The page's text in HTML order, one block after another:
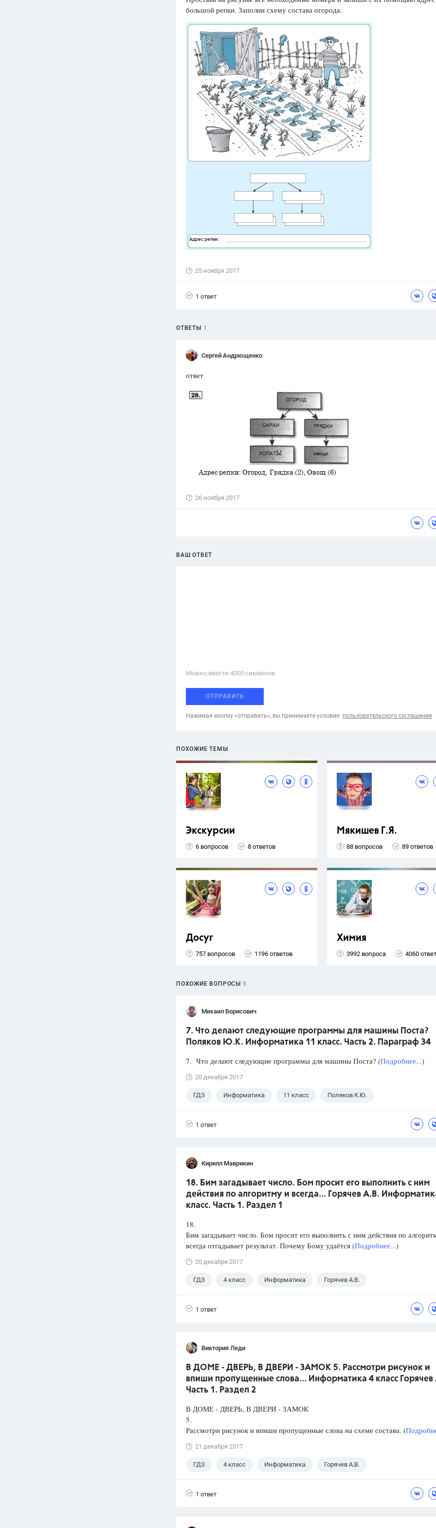
ответа
Олимпиады
ответа
Spotlight
ответ
ответов
Цветков Л. А.
Отношения,
ПОКАЗАТЬ ВСЕ
большой репки. Заполни схему состава огорода.
25 ноября 2017
1 ответ
ОТВЕТЫ 1
Сергей Андрющенко
ответ
26 ноября 2017
ВАШ ОТВЕТ
Можно ввести 4000 cимволов
ОТПРАВИТЬ
Нажимая кнопку «отправить», вы принимаете условия пользовательского соглашения
ПОХОЖИЕ ТЕМЫ
Экскурсии
6 вопросов 8 ответов
Мякишев Г.Я.
88 вопросов 89 ответов
Досуг
757 вопросов 1196 ответов
Химия
3992 вопроса 4060
ПОХОЖИЕ ВОПРОСЫ 5
Михаил Борисович
7. Что делают следующие программы для машины Поста?
Поляков Ю.К. Информатика 11 класс. Часть 2. Параграф 34
7. Что делают следующие программы для машины Поста? (Подробнее...)
20 декабря 2017
ГДЗ Информатика 11 класс Поляков К.Ю.
1 ответ
Кирилл Маврикин
18. Бим загадывает число. Бом просит его выполнить с ним
действия по алгоритму и всегда... Горячев А.В.
класс. Часть 1. Раздел 1
18.
Бим загадывает число. Бом просит его выполнить с ним действия по
всегда отгадывает результат. Почему Бому удаётся (Подробнее...)
20 декабря 2017
ГДЗ 4 класс Информатика Горячев А.В.
1 ответ
Виктория Леди
В ДОМЕ - ДВЕРЬ, В ДВЕРИ - ЗАМОК 5. Рассмотри рисунок и
впиши пропущенные слова... Информатика 4 класс Горячев
Часть 1. Раздел 2
В ДОМЕ - ДВЕРЬ, В ДВЕРИ - ЗАМОК
5.
Рассмотри рисунок и впиши пропущенные слова на схеме состава. (
21 декабря 2017
ГДЗ 4 класс Информатика Горячев А.В.
1 ответ